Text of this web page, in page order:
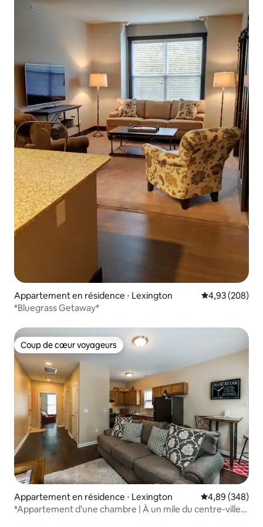
Appartement en résidence ⋅ Lexington Évaluation
4,93 (208)
*Bluegrass Getaway*
Coup de cœur voyageurs
Coup de cœur voyageurs
Appartement en résidence ⋅ Lexington Évaluation
4,89 (348)
*Appartement d'une chambre | À un mile du centre-ville